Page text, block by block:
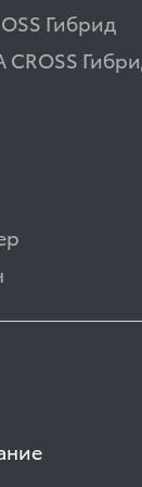
Гибрид
CROSS